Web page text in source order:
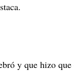
y que hizo